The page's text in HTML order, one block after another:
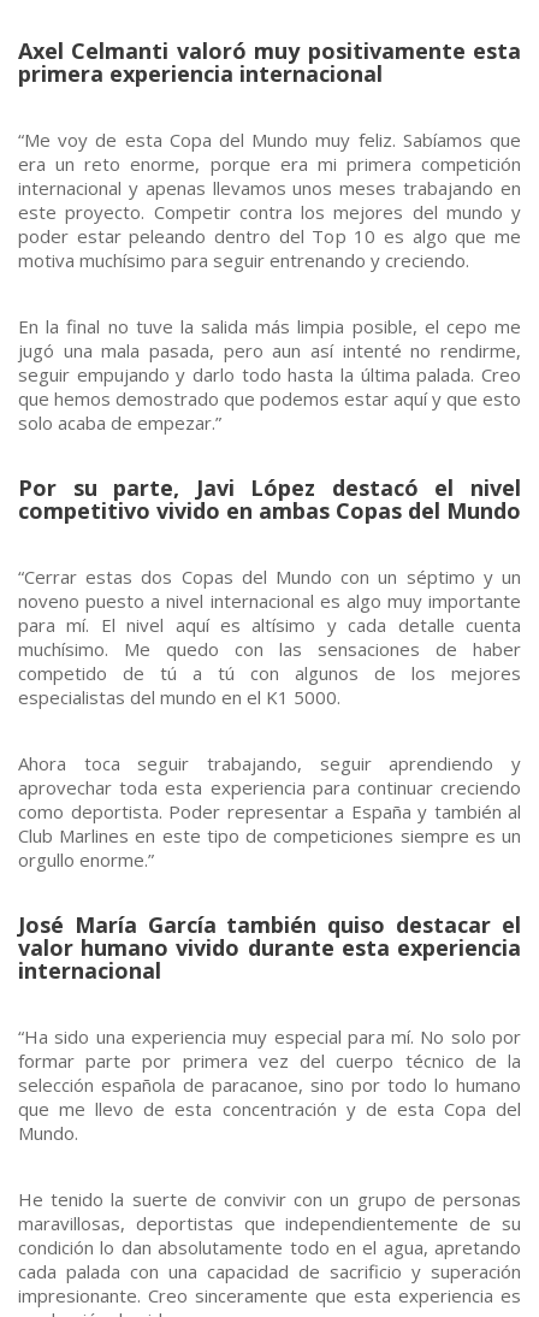
Axel Celmanti valoró muy positivamente esta
primera experiencia internacional
“Me voy de esta Copa del Mundo muy feliz. Sabíamos que
era un reto enorme, porque era mi primera competición
internacional y apenas llevamos unos meses trabajando en
este proyecto. Competir contra los mejores del mundo y
poder estar peleando dentro del Top 10 es algo que me
motiva muchísimo para seguir entrenando y creciendo.
En la final no tuve la salida más limpia posible, el cepo me
jugó una mala pasada, pero aun así intenté no rendirme,
seguir empujando y darlo todo hasta la última palada. Creo
que hemos demostrado que podemos estar aquí y que esto
solo acaba de empezar.”
Por su parte, Javi López destacó el nivel
competitivo vivido en ambas Copas del Mundo
“Cerrar estas dos Copas del Mundo con un séptimo y un
noveno puesto a nivel internacional es algo muy importante
para mí. El nivel aquí es altísimo y cada detalle cuenta
muchísimo. Me quedo con las sensaciones de haber
competido de tú a tú con algunos de los mejores
especialistas del mundo en el K1 5000.
Ahora toca seguir trabajando, seguir aprendiendo y
aprovechar toda esta experiencia para continuar creciendo
como deportista. Poder representar a España y también al
Club Marlines en este tipo de competiciones siempre es un
orgullo enorme.”
José María García también quiso destacar el
valor humano vivido durante esta experiencia
internacional
“Ha sido una experiencia muy especial para mí. No solo por
formar parte por primera vez del cuerpo técnico de la
selección española de paracanoe, sino por todo lo humano
que me llevo de esta concentración y de esta Copa del
Mundo.
He tenido la suerte de convivir con un grupo de personas
maravillosas, deportistas que independientemente de su
condición lo dan absolutamente todo en el agua, apretando
cada palada con una capacidad de sacrificio y superación
impresionante. Creo sinceramente que esta experiencia es